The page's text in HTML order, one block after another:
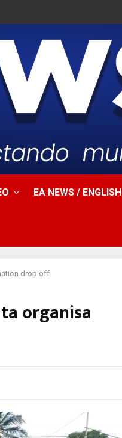
EA NEWS / ENGLISH
drop off
organisa